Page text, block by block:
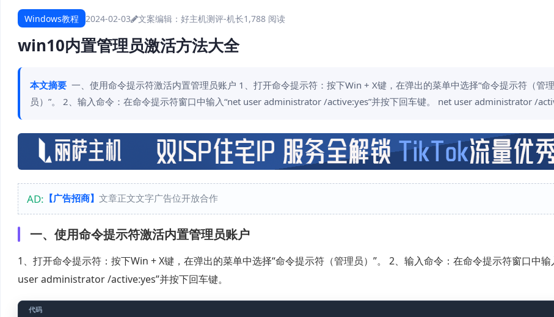
Windows教程 2024-02-03 文案编辑：好主机测评-机长1,788 阅读
win10内置管理员激活方法大全
本文摘要 一、使用命令提示符激活内置管理员账户 1、打开命令提示符：按下Win + X键，在弹出的菜单中选择“命令提示符（管理
员）”。 2、输入命令：在命令提示符窗口中输入“net user administrator /active:yes”并按下回车键。 net user administrator /
AD: 【广告招商】 文章正文文字广告位开放合作
一、使用命令提示符激活内置管理员账户
1、打开命令提示符：按下Win + X键，在弹出的菜单中选择“命令提示符（管理员）”。 2、输入命令：在命令提示符窗口中输
user administrator /active:yes”并按下回车键。